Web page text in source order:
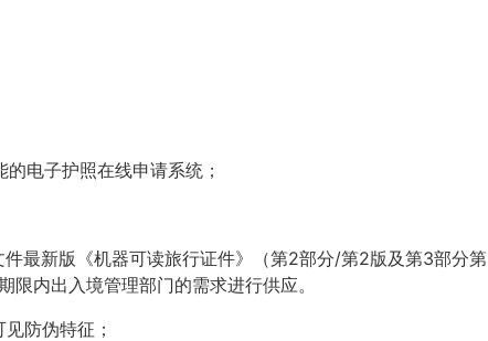
电子护照在线申请系统；
最新版《机器可读旅行证件》（第2部分/第2版及第3部分第
内出入境管理部门的需求进行供应。
防伪特征；